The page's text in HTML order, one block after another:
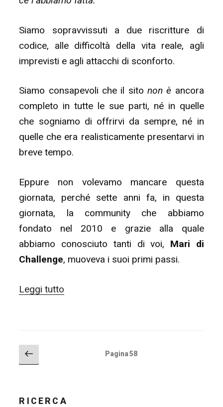
Siamo sopravvissuti a due riscritture di
codice, alle difficoltà della vita reale, agli
imprevisti e agli attacchi di sconforto.
Siamo consapevoli che il sito non è ancora
completo in tutte le sue parti, né in quelle
che sogniamo di offrirvi da sempre, né in
quelle che era realisticamente presentarvi in
breve tempo.
Eppure non volevamo mancare questa
giornata, perché sette anni fa, in questa
giornata, la community che abbiamo
fondato nel 2010 e grazie alla quale
abbiamo conosciuto tanti di voi, Mari di
Challenge, muoveva i suoi primi passi.
Leggi tutto
PAGINAZIONE
DEGLI
Pagina
precedente
Pagina58
RICERCA